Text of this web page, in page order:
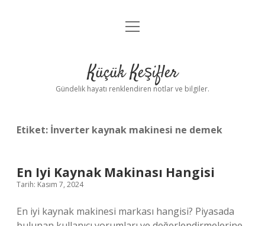
Anasayfa
Yasal Uyarı
menüyü
Küçük Keşifler
Gündelik hayatı renklendiren notlar ve bilgiler.
Etiket: İnverter kaynak makinesi ne demek
En Iyi Kaynak Makinası Hangisi
Tarih: Kasım 7, 2024
En iyi kaynak makinesi markası hangisi? Piyasada